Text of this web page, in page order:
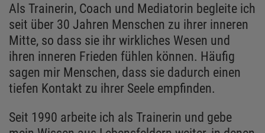
Als Trainerin, Coach und Mediatorin begleite ich
seit über 30 Jahren Menschen zu ihrer inneren
Mitte, so dass sie ihr wirkliches Wesen und
ihren inneren Frieden fühlen können. Häufig
sagen mir Menschen, dass sie dadurch einen
tiefen Kontakt zu ihrer Seele empfinden.
Seit 1990 arbeite ich als Trainerin und gebe